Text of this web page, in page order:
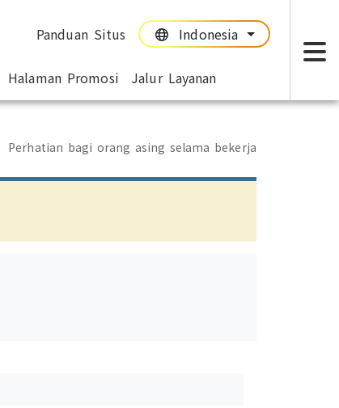
Panduan Situs Indonesia
Halaman Promosi Jalur Layanan
Perhatian bagi orang asing selama bekerja